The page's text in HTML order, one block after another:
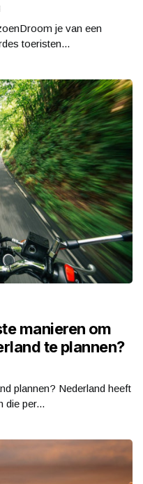
je van een
toeristen...
manieren om
te plannen?
plannen? Nederland heeft
die per...